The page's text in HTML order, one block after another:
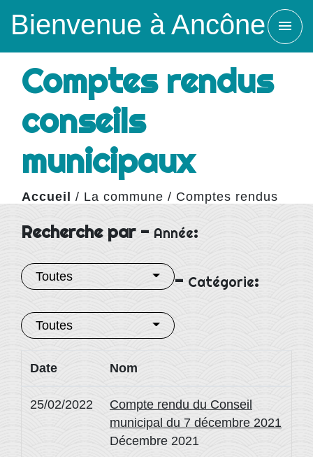
Bienvenue à Ancône menu
Comptes rendus
conseils
municipaux
Accueil / La commune / Comptes rendus
Recherche par - Année:
Toutes - Catégorie:
Toutes
Date Nom
25/02/2022
Compte rendu du Conseil
municipal du 7 décembre 2021
Décembre 2021